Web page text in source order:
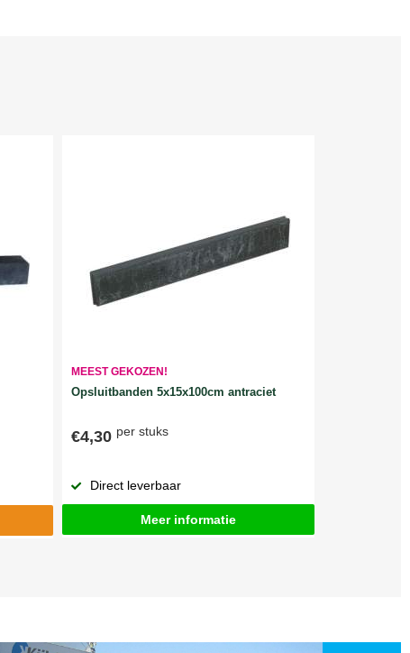
MEEST GEKOZEN!
Opsluitbanden 5x15x100cm antraciet
€4,30 per stuks
Direct leverbaar
Meer informatie